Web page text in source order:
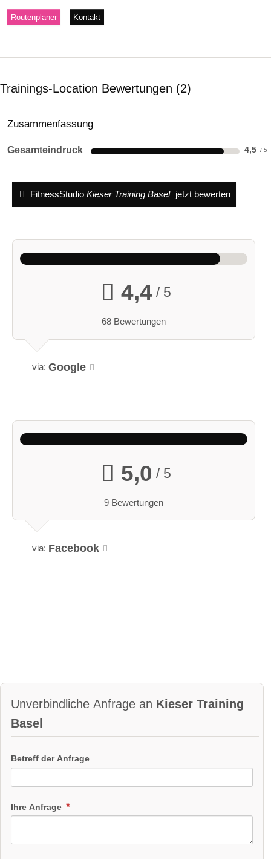
Routenplaner Kontakt
Trainings-Location Bewertungen 2
Zusammenfassung
Gesamteindruck 4,5
FitnessStudio Kieser Training Basel jetzt bewerten
4,4/ 5
68 Bewertungen
via: Google
5,0 / 5
9 Bewertungen
via: Facebook
Unverbindliche Anfrage an Kieser Training
Basel
Betreff der Anfrage
Ihre Anfrage